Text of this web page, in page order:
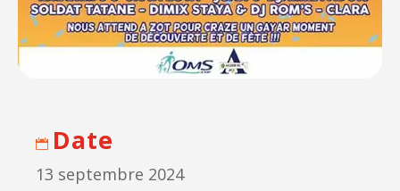
Date
13 septembre 2024